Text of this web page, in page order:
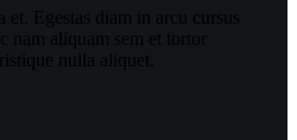
et. Egestas diam in arcu cursus
aliquam sem et tortor
nulla aliquet.